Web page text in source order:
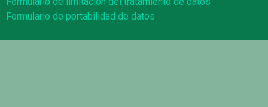
Formulario de portabilidad de datos